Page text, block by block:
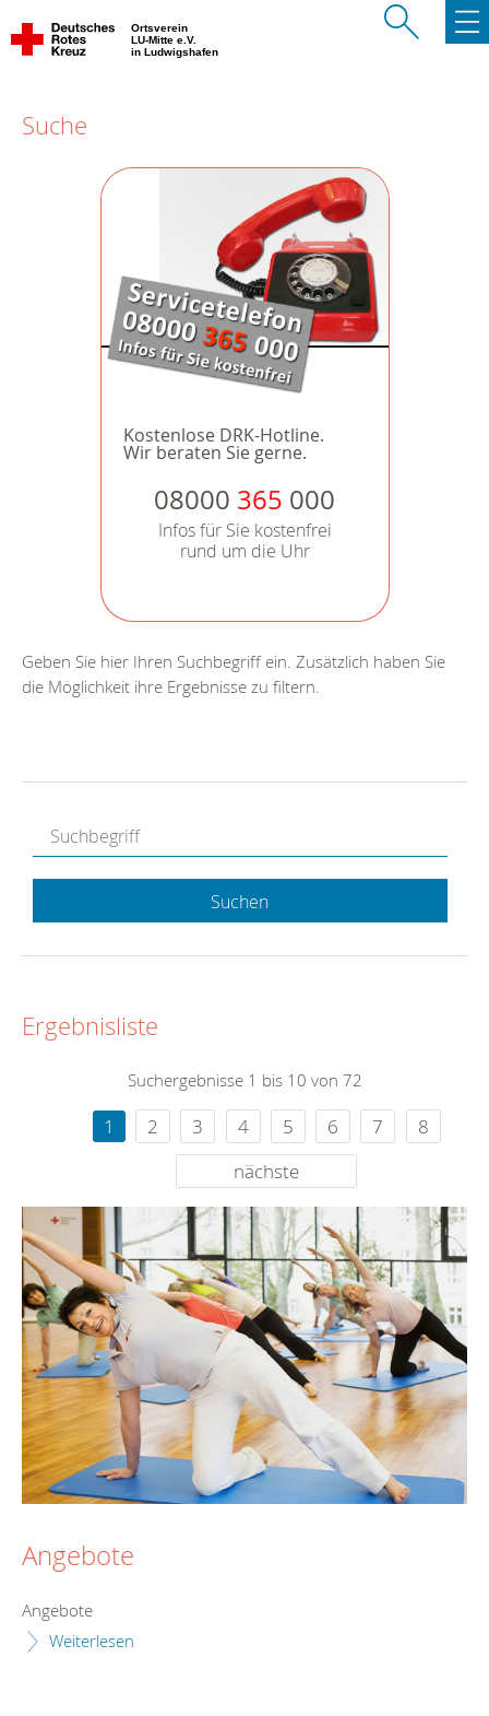
Ortsverein
LU-Mitte e.V.
in Ludwigshafen
Suche
Kostenlose DRK-Hotline.
Wir beraten Sie gerne.
08000 365 000
Infos für Sie kostenfrei
rund um die Uhr
Geben Sie hier Ihren Suchbegriff ein. Zusätzlich haben Sie
die Möglichkeit ihre Ergebnisse zu filtern.
Suchen
Ergebnisliste
Suchergebnisse 1 bis 10 von 72
1 2 3 4 5 6 7
8
nächste
Angebote
Angebote
Weiterlesen